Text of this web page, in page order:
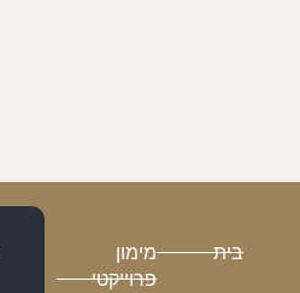
בית
מימון
פרוייקטי